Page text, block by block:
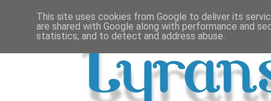
This site uses cookies from Google to deliver its
are shared with Google along with performance and
statistics, and to detect and address abuse.